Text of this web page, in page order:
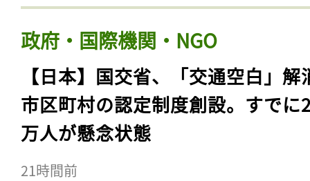
政府・国際機関・NGO
【日本】国交省、「交通空白」解
市区町村の認定制度創設。すでに
万人が懸念状態
21時間前